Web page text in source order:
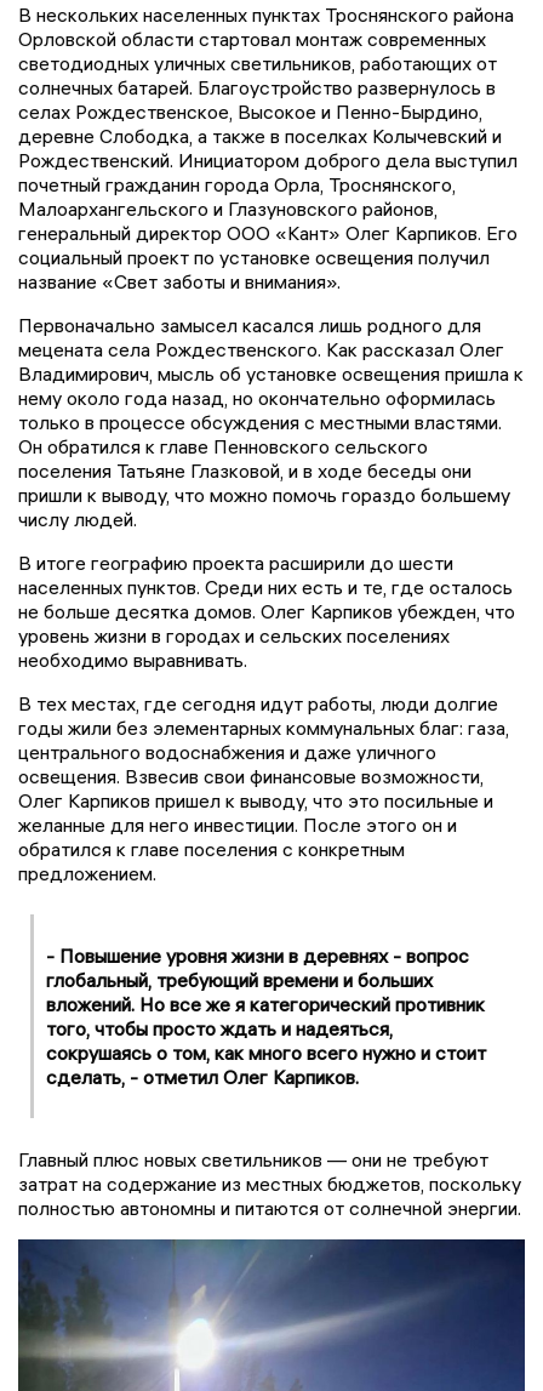
В нескольких населенных пунктах Троснянского района
Орловской области стартовал монтаж современных
светодиодных уличных светильников, работающих от
солнечных батарей. Благоустройство развернулось в
селах Рождественское, Высокое и Пенно-Бырдино,
деревне Слободка, а также в поселках Колычевский и
Рождественский. Инициатором доброго дела выступил
почетный гражданин города Орла, Троснянского,
Малоархангельского и Глазуновского районов,
генеральный директор ООО «Кант» Олег Карпиков. Его
социальный проект по установке освещения получил
название «Свет заботы и внимания».
Первоначально замысел касался лишь родного для
мецената села Рождественского. Как рассказал Олег
Владимирович, мысль об установке освещения пришла к
нему около года назад, но окончательно оформилась
только в процессе обсуждения с местными властями.
Он обратился к главе Пенновского сельского
поселения Татьяне Глазковой, и в ходе беседы они
пришли к выводу, что можно помочь гораздо большему
числу людей.
В итоге географию проекта расширили до шести
населенных пунктов. Среди них есть и те, где осталось
не больше десятка домов. Олег Карпиков убежден, что
уровень жизни в городах и сельских поселениях
необходимо выравнивать.
В тех местах, где сегодня идут работы, люди долгие
годы жили без элементарных коммунальных благ: газа,
центрального водоснабжения и даже уличного
освещения. Взвесив свои финансовые возможности,
Олег Карпиков пришел к выводу, что это посильные и
желанные для него инвестиции. После этого он и
обратился к главе поселения с конкретным
предложением.
- Повышение уровня жизни в деревнях - вопрос
глобальный, требующий времени и больших
вложений. Но все же я категорический противник
того, чтобы просто ждать и надеяться,
сокрушаясь о том, как много всего нужно и стоит
сделать, - отметил Олег Карпиков.
Главный плюс новых светильников — они не требуют
затрат на содержание из местных бюджетов, поскольку
полностью автономны и питаются от солнечной энергии.